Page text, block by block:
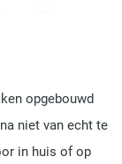
opgebouwd
niet van echt te
in huis of op